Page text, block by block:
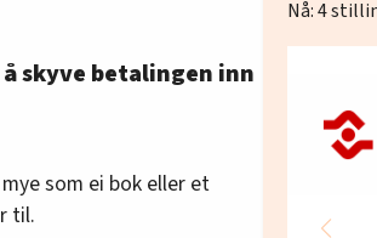
skyve betalingen inn
som ei bok eller et
til.
Nå:4